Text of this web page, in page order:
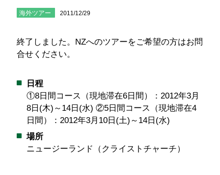
海外ツアー 2011/12/29
終了しました。NZへのツアーをご希望の方はお問
合せください。
日程
①8日間コース（現地滞在6日間）：2012年3月
8日(木)～14日(水) ②5日間コース（現地滞在4
日間）：2012年3月10日(土)～14日(水)
場所
ニュージーランド（クライストチャーチ）